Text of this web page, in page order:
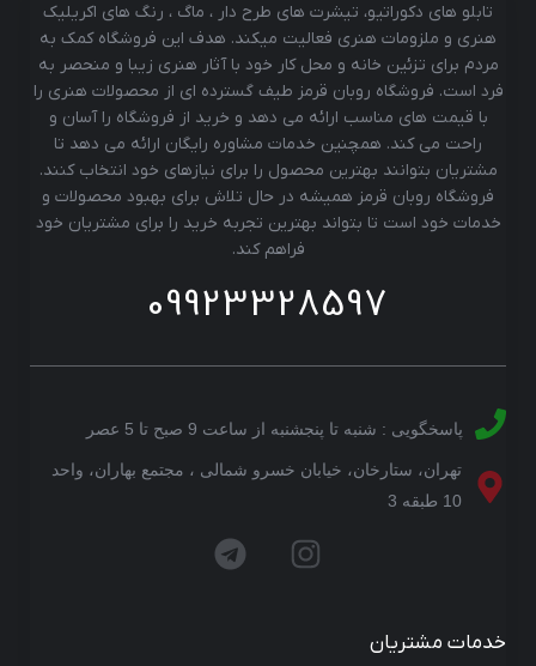
تابلو های دکوراتیو، تیشرت های طرح دار ، ماگ ، رنگ های اکریلیک
هنری و ملزومات هنری فعالیت میکند. هدف این فروشگاه کمک به
مردم برای تزئین خانه و محل کار خود با آثار هنری زیبا و منحصر به
فرد است. فروشگاه روبان قرمز طیف گسترده ای از محصولات هنری را
با قیمت های مناسب ارائه می دهد و خرید از فروشگاه را آسان و
راحت می کند. همچنین خدمات مشاوره رایگان ارائه می دهد تا
مشتریان بتوانند بهترین محصول را برای نیازهای خود انتخاب کنند.
فروشگاه روبان قرمز همیشه در حال تلاش برای بهبود محصولات و
خدمات خود است تا بتواند بهترین تجربه خرید را برای مشتریان خود
فراهم کند.
09923328597
پاسخگویی : شنبه تا پنجشنبه از ساعت 9 صبح تا 5 عصر
تهران، ستارخان، خیابان خسرو شمالی ، مجتمع بهاران، واحد
10 طبقه 3
خدمات مشتریان